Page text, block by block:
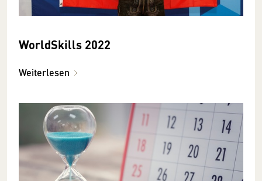
WorldSkills 2022
Weiterlesen